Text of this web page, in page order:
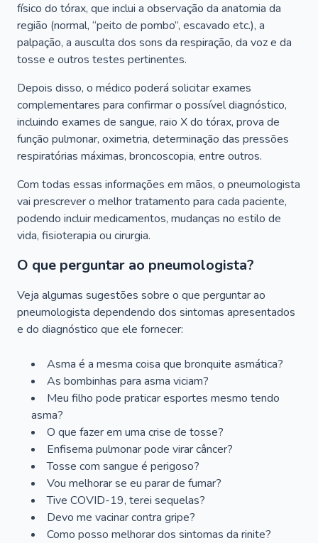
físico do tórax, que inclui a observação da anatomia da
região (normal, “peito de pombo”, escavado etc.), a
palpação, a ausculta dos sons da respiração, da voz e da
tosse e outros testes pertinentes.
Depois disso, o médico poderá solicitar exames
complementares para confirmar o possível diagnóstico,
incluindo exames de sangue, raio X do tórax, prova de
função pulmonar, oximetria, determinação das pressões
respiratórias máximas, broncoscopia, entre outros.
Com todas essas informações em mãos, o pneumologista
vai prescrever o melhor tratamento para cada paciente,
podendo incluir medicamentos, mudanças no estilo de
vida, fisioterapia ou cirurgia.
O que perguntar ao pneumologista?
Veja algumas sugestões sobre o que perguntar ao
pneumologista dependendo dos sintomas apresentados
e do diagnóstico que ele fornecer:
Asma é a mesma coisa que bronquite asmática?
As bombinhas para asma viciam?
Meu filho pode praticar esportes mesmo tendo
asma?
O que fazer em uma crise de tosse?
Enfisema pulmonar pode virar câncer?
Tosse com sangue é perigoso?
Vou melhorar se eu parar de fumar?
Tive COVID-19, terei sequelas?
Devo me vacinar contra gripe?
Como posso melhorar dos sintomas da rinite?